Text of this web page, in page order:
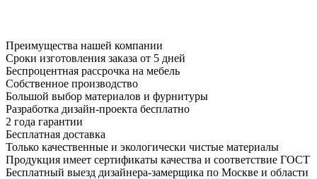
Преимущества нашей компании
Сроки изготовления заказа от 5 дней
Беспроцентная рассрочка на мебель
Собственное производство
Большой выбор материалов и фурнитуры
Разработка дизайн-проекта бесплатно
2 года гарантии
Бесплатная доставка
Только качественные и экологически чистые материалы
Продукция имеет сертификаты качества и соответствие ГОСТ
Бесплатный выезд дизайнера-замерщика по Москве и области